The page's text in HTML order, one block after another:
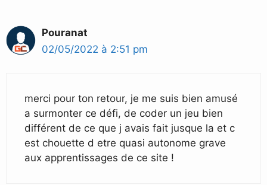
Pouranat
02/05/2022 à 2:51 pm
merci pour ton retour, je me suis bien amusé
a surmonter ce défi, de coder un jeu bien
différent de ce que j avais fait jusque la et c
est chouette d etre quasi autonome grave
aux apprentissages de ce site !